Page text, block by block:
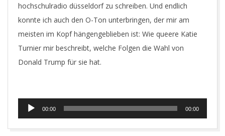
hochschulradio düsseldorf zu schreiben. Und endlich
konnte ich auch den O-Ton unterbringen, der mir am
meisten im Kopf hängengeblieben ist: Wie queere Katie
Turnier mir beschreibt, welche Folgen die Wahl von
Donald Trump für sie hat.
Audio-
Player
00:00 00:00